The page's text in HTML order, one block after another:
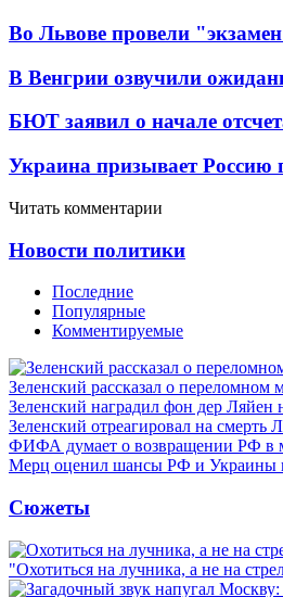
Во Львове провели
В Венгрии озвучили
БЮТ заявил о начале
Украина призывает Россию
Читать комментарии
Новости политики
Последние
Популярные
Комментируемые
Зеленский рассказал о
Зеленский наградил фон дер
Зеленский отреагировал на смерть
ФИФА думает о возвращении РФ в
Мерц оценил шансы РФ и Украины
Сюжеты
"Охотиться на лучника, а не на